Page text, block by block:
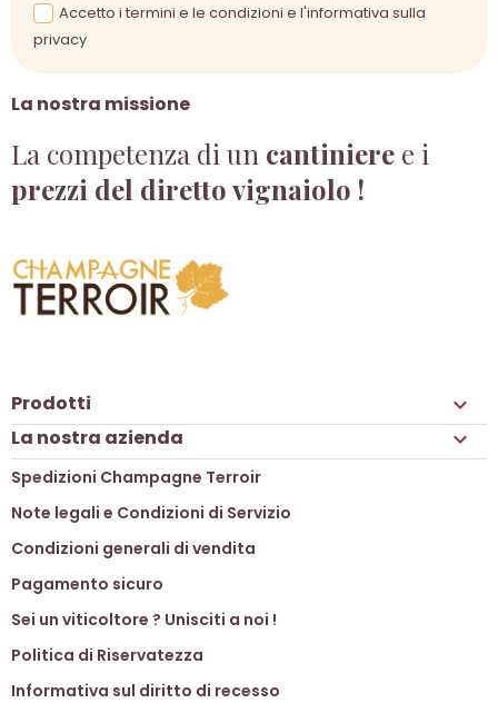
La nostra missione
La competenza di un cantiniere e i
prezzi del diretto vignaiolo !
Accetto i termini e le condizioni e l'informativa sulla
privacy
Prodotti 
La nostra azienda 
Spedizioni Champagne Terroir
Note legali e Condizioni di Servizio
Condizioni generali di vendita
Pagamento sicuro
Sei un viticoltore ? Unisciti a noi !
Politica di Riservatezza
Informativa sul diritto di recesso